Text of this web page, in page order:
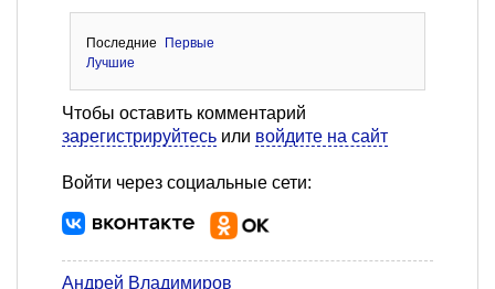
Последние
Первые
Лучшие
Чтобы оставить комментарий
зарегистрируйтесь или войдите на сайт
Войти через социальные сети:
Андрей Владимиров